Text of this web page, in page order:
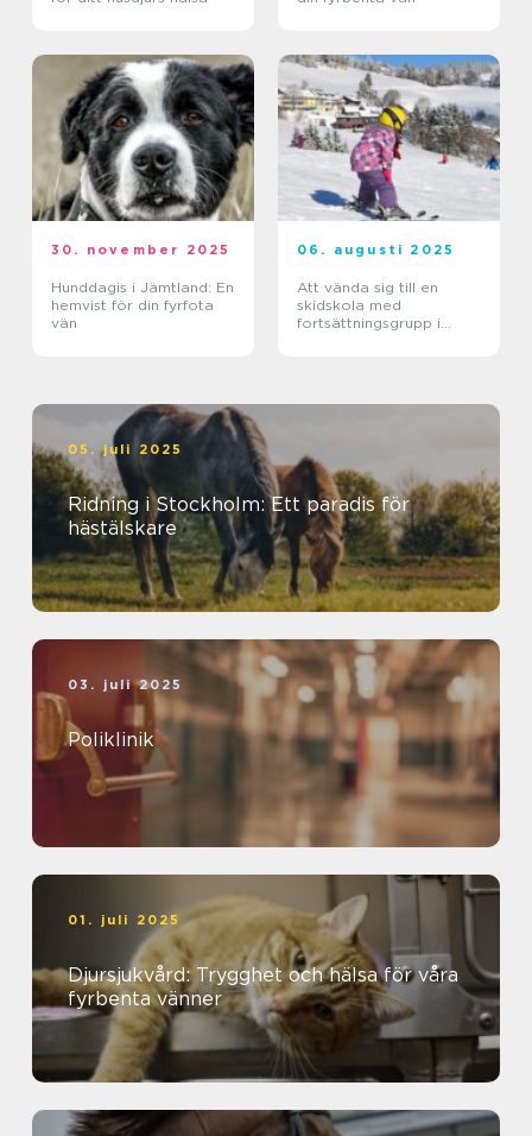
30. november 2025
Hunddagis i Jämtland: En
hemvist för din fyrfota
vän
06. augusti 2025
Att vända sig till en
skidskola med
fortsättningsgrupp i
05. juli 2025
Ridning i Stockholm: Ett paradis för
hästälskare
03. juli 2025
Poliklinik
01. juli 2025
Djursjukvård: Trygghet och hälsa för våra
fyrbenta vänner